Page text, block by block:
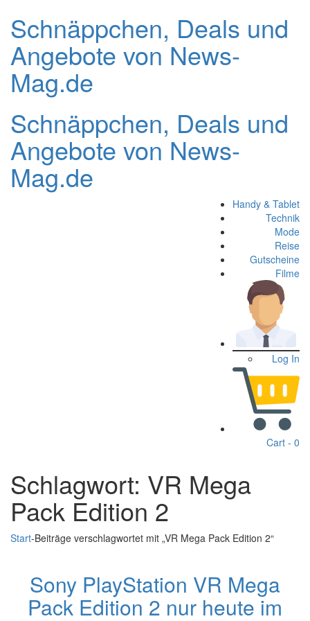
Schnäppchen, Deals und
Angebote von News-
Mag.de
Schnäppchen, Deals und
Angebote von News-
Mag.de
Handy & Tablet
Technik
Mode
Reise
Gutscheine
Filme
Log In
Cart - 0
Schlagwort: VR Mega
Pack Edition 2
Start-Beiträge verschlagwortet mit „VR Mega Pack Edition 2“
Sony PlayStation VR Mega
Pack Edition 2 nur heute im